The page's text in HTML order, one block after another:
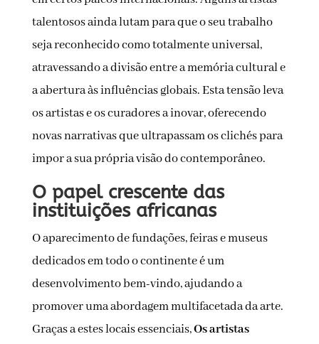
talentosos ainda lutam para que o seu trabalho
seja reconhecido como totalmente universal,
atravessando a divisão entre a memória cultural e
a abertura às influências globais. Esta tensão leva
os artistas e os curadores a inovar, oferecendo
novas narrativas que ultrapassam os clichés para
impor a sua própria visão do contemporâneo.
O papel crescente das
instituições africanas
O aparecimento de fundações, feiras e museus
dedicados em todo o continente é um
desenvolvimento bem-vindo, ajudando a
promover uma abordagem multifacetada da arte.
Graças a estes locais essenciais,Os artistas